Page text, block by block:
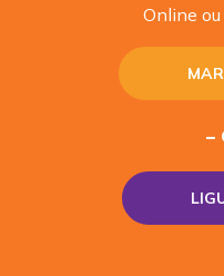
Online
–